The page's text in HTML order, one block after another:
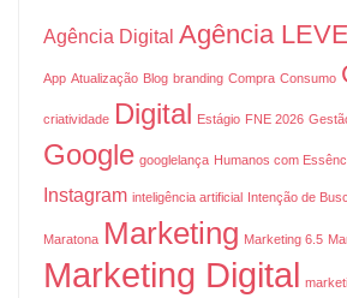
Agência Digital Agência
App Atualização Blog branding Compra Consumo
criatividade Digital Estágio FNE 2026
Google googlelança Humanos com
Instagram inteligência artificial Intenção de
Maratona Marketing Marketing 6.5
Marketing Digital